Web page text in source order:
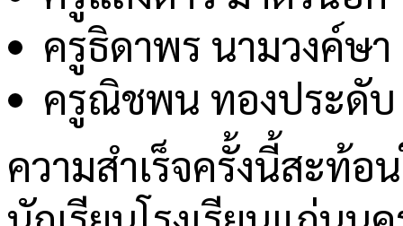
ครูธิดาพร นามวงค์ษา
ครูณิชพน ทองประดับ
ความสำเร็จครั้งนี้สะท้